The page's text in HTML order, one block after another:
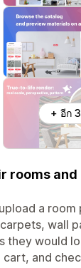
+ อีก 3
rooms and
a room
wall
they would
cart, and